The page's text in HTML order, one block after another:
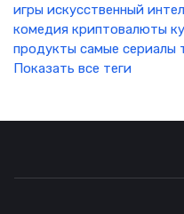
игры искусственный
комедия криптовалюты
продукты самые сериалы
Показать все теги